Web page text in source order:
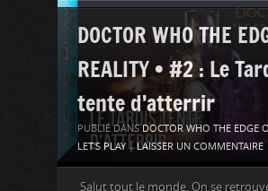
DOCTOR WHO THE
REALITY • #2 : Le
tente d’atterrir
PUBLIÉ DANSDOCTOR WHO THE EDGE
LET'S PLAY | LAISSER UN COMMENTAIRE
Salut tout le monde. On se